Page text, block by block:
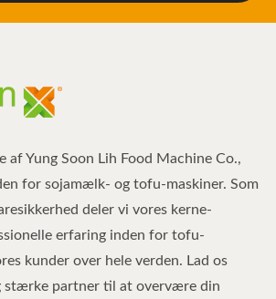
af Yung Soon Lih Food Machine Co.,
for sojamælk- og tofu-maskiner. Som
deler vi vores kerne-
erfaring inden for tofu-
kunder over hele verden. Lad os
stærke partner til at overvære din